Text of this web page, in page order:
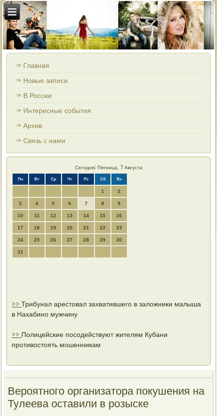
Главная
Новые записи
В России
Интересные события
Архив
Связь с нами
Сегодня: Пятница, 7 Августа
Пн Вт Ср Чт Пт Сб Вс
1 2
3 4 5 6 7 8 9
10 11 12 13 14 15 16
17 18 19 20 21 22 23
24 25 26 27 28 29 30
31
>>Трибунал арестовал захватившего в заложники малыша
в Нахабино мужчину
>> Полицейские посодействуют жителям Кубани
противостоять мошенникам
Вероятного организатора покушения на
Тулеева оставили в розыске